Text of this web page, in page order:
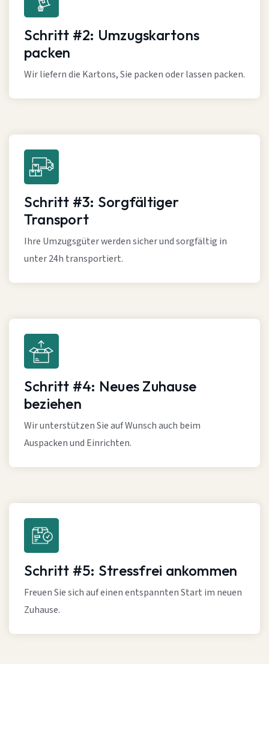
Schritt #2: Umzugskartons
packen
Wir liefern die Kartons, Sie packen oder lassen packen.
Schritt #3: Sorgfältiger
Transport
Ihre Umzugsgüter werden sicher und sorgfältig in
unter 24h transportiert.
Schritt #4: Neues Zuhause
beziehen
Wir unterstützen Sie auf Wunsch auch beim
Auspacken und Einrichten.
Schritt #5: Stressfrei ankommen
Freuen Sie sich auf einen entspannten Start im neuen
Zuhause.